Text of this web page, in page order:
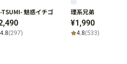
TSUMI- 魅惑イチゴ
4.8(297)
理系兄弟
¥1,990
4.8(533)